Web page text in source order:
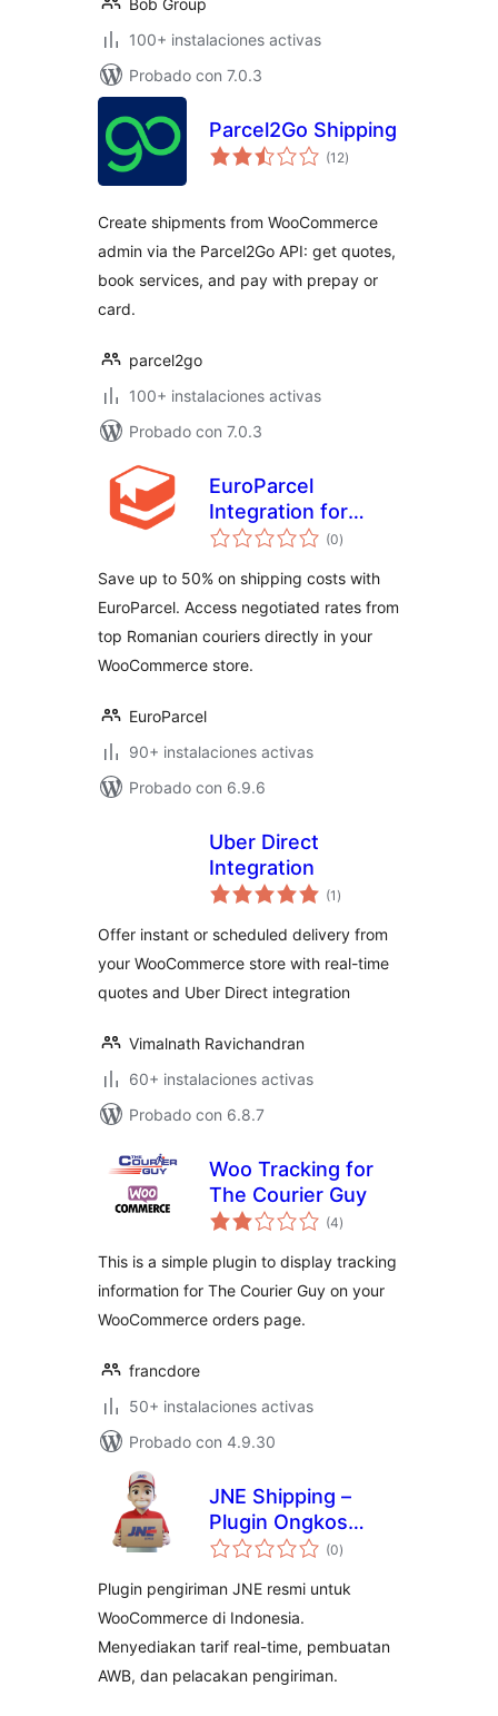
Bob Group
100+ instalaciones activas
Probado con 7.0.3
Parcel2Go Shipping
(12valoraciones
en
)
Create shipments from WooCommerce
admin via the Parcel2Go API: get quotes,
book services, and pay with prepay or
card.
parcel2go
100+ instalaciones activas
Probado con 7.0.3
EuroParcel
Integration for
WooCommerce
(0valoraciones
en
)
Save up to 50% on shipping costs with
EuroParcel. Access negotiated rates from
top Romanian couriers directly in your
WooCommerce store.
EuroParcel
90+ instalaciones activas
Probado con 6.9.6
Uber Direct
Integration
(1 valoraciones
en
)
Offer instant or scheduled delivery from
your WooCommerce store with real-time
quotes and Uber Direct integration
Vimalnath Ravichandran
60+ instalaciones activas
Probado con 6.8.7
Woo Tracking for
The Courier Guy
(4valoraciones
en
)
This is a simple plugin to display tracking
information for The Courier Guy on your
WooCommerce orders page.
francdore
50+ instalaciones activas
Probado con 4.9.30
JNE Shipping –
Plugin Ongkos
Kirim Resmi Untuk
(0valoraciones
en
)
Plugin pengiriman JNE resmi untuk
WooCommerce di Indonesia.
Menyediakan tarif real-time, pembuatan
AWB, dan pelacakan pengiriman.